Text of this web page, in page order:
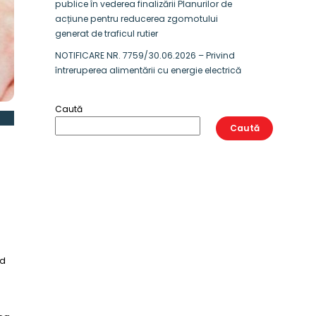
publice în vederea finalizării Planurilor de
acțiune pentru reducerea zgomotului
generat de traficul rutier
NOTIFICARE NR. 7759/30.06.2026 – Privind
întreruperea alimentării cu energie electrică
Caută
Caută